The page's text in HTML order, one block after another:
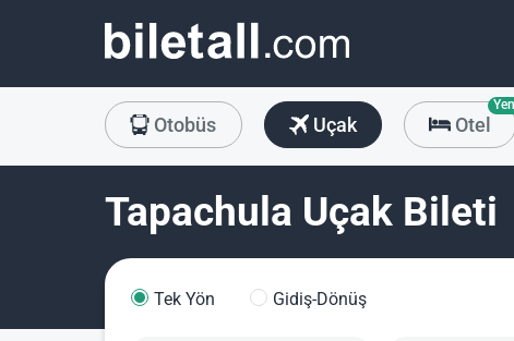
Otobüs Uçak Otel
Tapachula Uçak Bileti
Tek Yön Gidiş-Dönüş